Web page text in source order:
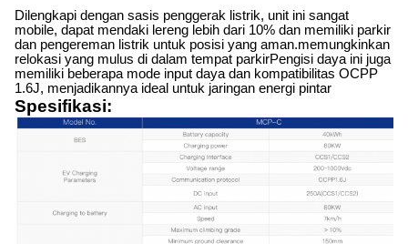
Dilengkapi dengan sasis penggerak listrik, unit ini sangat
mobile, dapat mendaki lereng lebih dari 10% dan memiliki parkir
dan pengereman listrik untuk posisi yang aman.memungkinkan
relokasi yang mulus di dalam tempat parkirPengisi daya ini juga
memiliki beberapa mode input daya dan kompatibilitas OCPP
1.6J, menjadikannya ideal untuk jaringan energi pintar
Spesifikasi: